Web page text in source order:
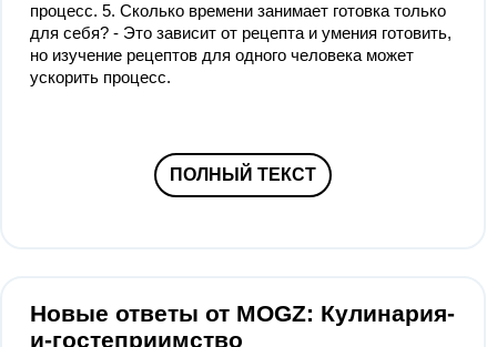
процесс. 5. Сколько времени занимает готовка только
для себя? - Это зависит от рецепта и умения готовить,
но изучение рецептов для одного человека может
ускорить процесс.
ПОЛНЫЙ ТЕКСТ
Новые ответы от MOGZ: Кулинария-
и-гостеприимство